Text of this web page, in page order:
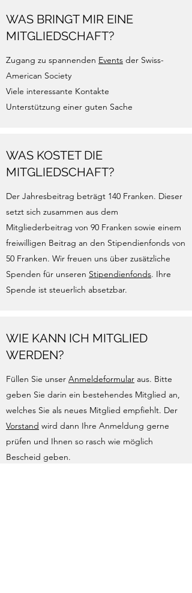
WAS BRINGT MIR EINE
MITGLIEDSCHAFT?
Zugang zu spannenden Events der Swiss-
American Society
Viele interessante Kontakte
Unterstützung einer guten Sache
WAS KOSTET DIE
MITGLIEDSCHAFT?
Der Jahresbeitrag beträgt 140 Franken. Dieser
setzt sich zusammen aus dem
Mitgliederbeitrag von 90 Franken sowie einem
freiwilligen Beitrag an den Stipendienfonds von
50 Franken. Wir freuen uns über zusätzliche
Spenden für unseren Stipendienfonds. Ihre
Spende ist steuerlich absetzbar.
WIE KANN ICH MITGLIED
WERDEN?
Füllen Sie unser Anmeldeformular aus. Bitte
geben Sie darin ein bestehendes Mitglied an,
welches Sie als neues Mitglied empfiehlt. Der
Vorstand wird dann Ihre Anmeldung gerne
prüfen und Ihnen so rasch wie möglich
Bescheid geben.